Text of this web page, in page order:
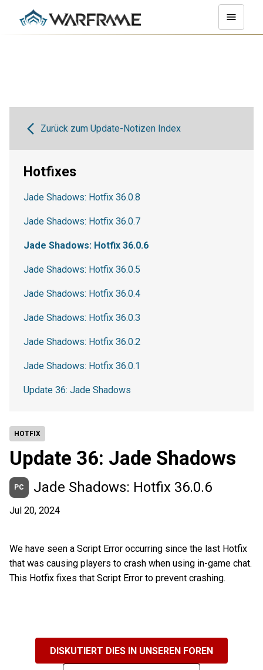
HOTFIX
Update 36: Jade Shadows
PC Jade Shadows: Hotfix 36.0.6
Jul 20, 2024
We have seen a Script Error occurring since the last Hotfix
that was causing players to crash when using in-game chat.
This Hotfix fixes that Script Error to prevent crashing.
DISKUTIERT DIES IN UNSEREN FOREN
Zurück zum Update-Notizen Index
Hotfixes
Jade Shadows: Hotfix 36.0.8
Jade Shadows: Hotfix 36.0.7
Jade Shadows: Hotfix 36.0.6
Jade Shadows: Hotfix 36.0.5
Jade Shadows: Hotfix 36.0.4
Jade Shadows: Hotfix 36.0.3
Jade Shadows: Hotfix 36.0.2
Jade Shadows: Hotfix 36.0.1
Update 36: Jade Shadows